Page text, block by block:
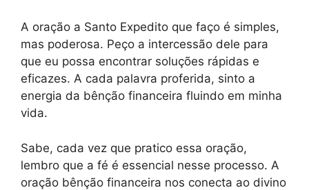
A oração a Santo Expedito que faço é simples,
mas poderosa. Peço a intercessão dele para
que eu possa encontrar soluções rápidas e
eficazes. A cada palavra proferida, sinto a
energia da bênção financeira fluindo em minha
vida.
Sabe, cada vez que pratico essa oração,
lembro que a fé é essencial nesse processo. A
oração bênção financeira nos conecta ao divino